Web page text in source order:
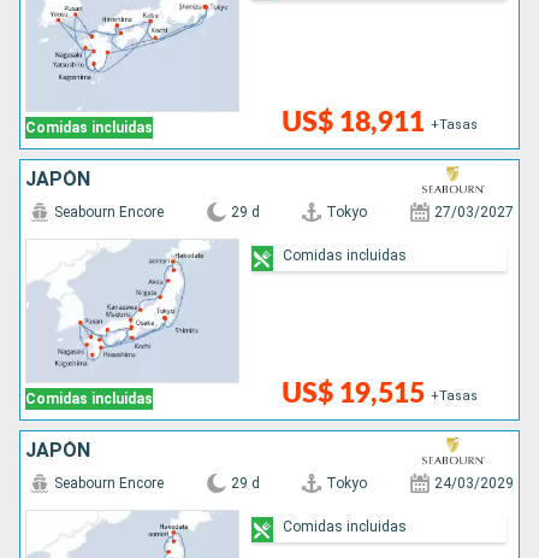
Comidas incluidas US$ 18,911 +Tasas
JAPÓN
Comidas incluidas
Seabourn Encore 29 d Tokyo 27/03/2027
US$ 19,515 +Tasas
Comidas incluidas
JAPÓN
Seabourn Encore 29 d Tokyo 24/03/2029
Comidas incluidas